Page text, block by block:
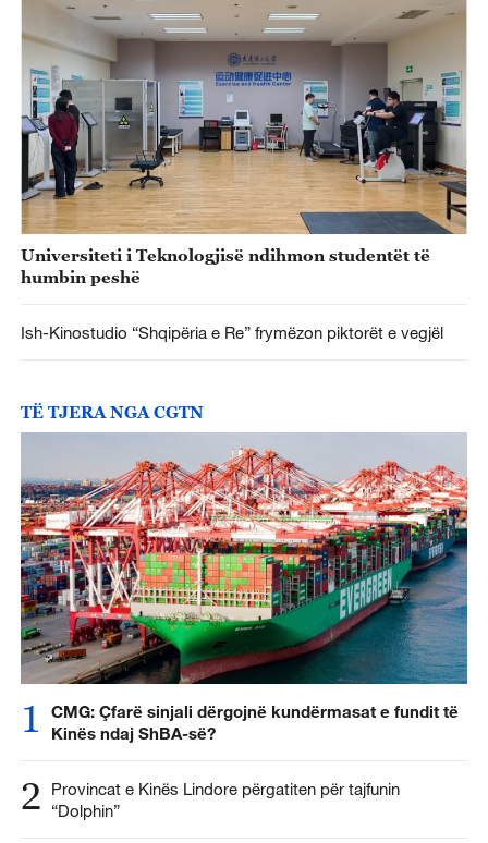
Universiteti i Teknologjisë ndihmon studentët të
humbin peshë
Ish-Kinostudio “Shqipëria e Re” frymëzon piktorët e vegjël
TË TJERA NGA CGTN
1
CMG: Çfarë sinjali dërgojnë kundërmasat e fundit të
Kinës ndaj ShBA-së?
2
Provincat e Kinës Lindore përgatiten për tajfunin
“Dolphin”